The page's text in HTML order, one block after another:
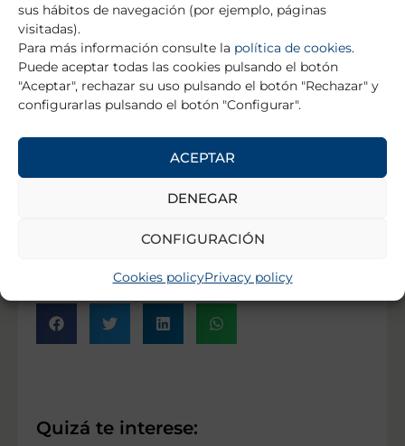
sus hábitos de navegación (por ejemplo, páginas
visitadas).
Para más información consulte la política de cookies.
Puede aceptar todas las cookies pulsando el botón
"Aceptar", rechazar su uso pulsando el botón "Rechazar" y
configurarlas pulsando el botón "Configurar".
ACEPTAR
DENEGAR
CONFIGURACIÓN
Cookies policyPrivacy policy
Quizá te interese: